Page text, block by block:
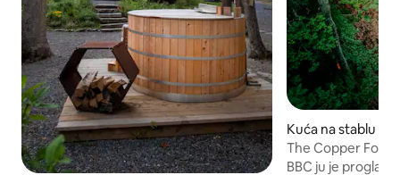
Kuća na stablu –
The Copper Fox
BBC ju je proglasio